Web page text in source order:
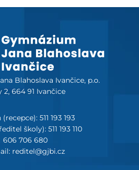
Blahoslava Ivančice, p.o.
2, 664 91 Ivančice
511 193 193
školy): 511 193 110
606 706 680
reditel@gjbi.cz